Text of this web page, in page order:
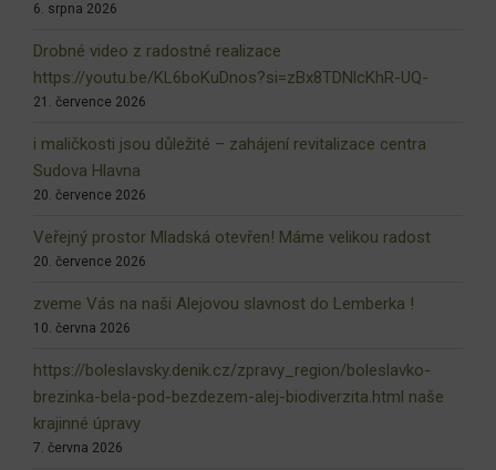
6. srpna 2026
Drobné video z radostné realizace
https://youtu.be/KL6boKuDnos?si=zBx8TDNlcKhR-UQ-
21. července 2026
i maličkosti jsou důležité – zahájení revitalizace centra
Sudova Hlavna
20. července 2026
Veřejný prostor Mladská otevřen! Máme velikou radost
20. července 2026
zveme Vás na naši Alejovou slavnost do Lemberka !
10. června 2026
https://boleslavsky.denik.cz/zpravy_region/boleslavko-
brezinka-bela-pod-bezdezem-alej-biodiverzita.html naše
krajinné úpravy
7. června 2026